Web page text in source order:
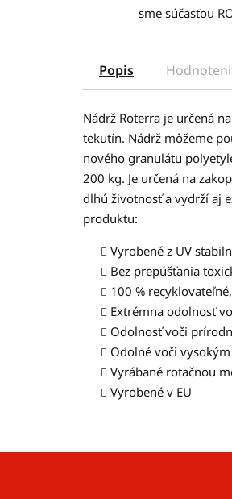
sme súčasťou
Popis
Nádrž Roterra je určená
tekutín. Nádrž môžeme
nového granulátu
200 kg. Je určená na
dlhú životnosť a vydrží aj
produktu:
Vyrobené z UV
Bez prepúšťania
100 %
Extrémna odolnosť
Odolnosť voči
Odolné voči
Vyrábané rotačnou
Vyrobené v EU